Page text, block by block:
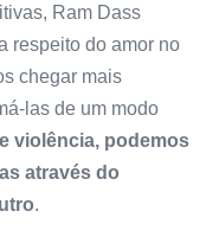
Ram Dass
respeito do amor no
chegar mais
las de um modo
violência, podemos
através do
.